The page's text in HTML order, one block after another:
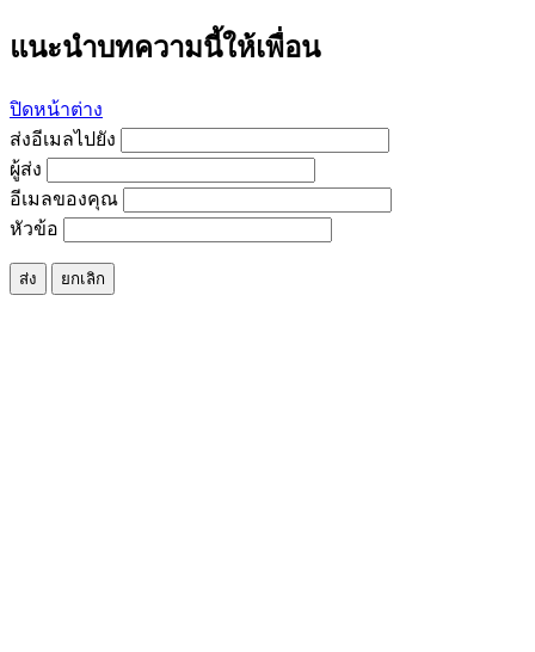
แนะนำบทความนี้ให้เพื่อน
ปิดหน้าต่าง
ส่งอีเมลไปยัง
ผู้ส่ง
อีเมลของคุณ
หัวข้อ
ส่ง ยกเลิก